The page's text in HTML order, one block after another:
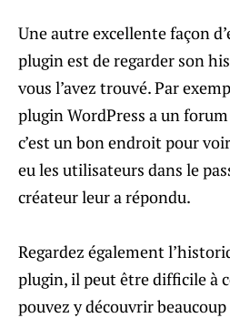
Une autre excellente façon
plugin est de regarder son
vous l’avez trouvé. Par
plugin WordPress a un
c’est un bon endroit pour
eu les utilisateurs dans le
créateur leur a répondu.
Regardez également
plugin, il peut être difficile à
pouvez y découvrir beaucoup